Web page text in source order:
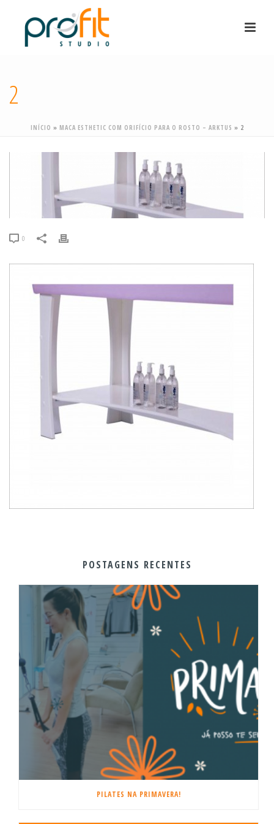
2
INÍCIO » MACA ESTHETIC COM ORIFÍCIO PARA O ROSTO – ARKTUS » 2
0
POSTAGENS RECENTES
PILATES NA PRIMAVERA!